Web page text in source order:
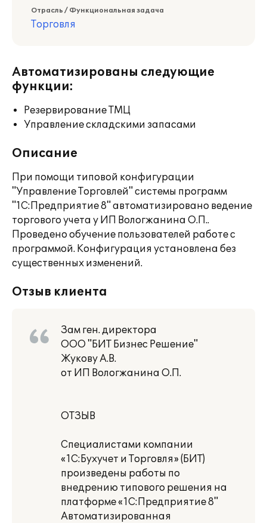
Отрасль / Функциональная задача
Торговля
Автоматизированы следующие
функции:
Резервирование ТМЦ
Управление складскими запасами
Описание
При помощи типовой конфигурации
"Управление Торговлей" системы программ
"1С:Предприятие 8" автоматизировано ведение
торгового учета у ИП Вологжанина О.П..
Проведено обучение пользователей работе с
программой. Конфигурация установлена без
существенных изменений.
Отзыв клиента
Зам ген. директора
ООО "БИТ Бизнес Решение"
Жукову А.В.
от ИП Вологжанина О.П.
ОТЗЫВ
Специалистами компании
«1С:Бухучет и Торговля» (БИТ)
произведены работы по
внедрению типового решения на
платформе «1С:Предприятие 8"
Автоматизированная